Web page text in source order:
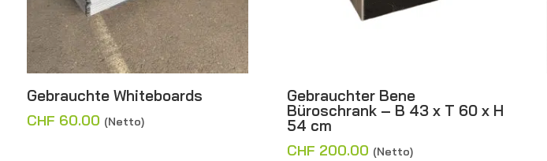
Gebrauchte Whiteboards
CHF 60.00 (Netto)
Gebrauchter Bene
Büroschrank – B 43 x T 60 x H
54 cm
CHF 200.00 (Netto)